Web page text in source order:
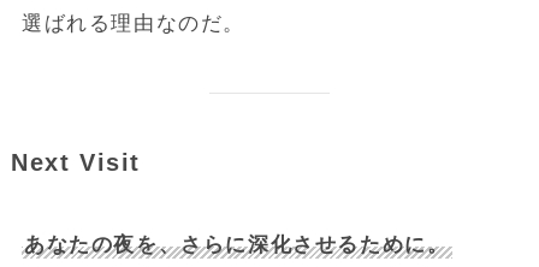
選ばれる理由なのだ。
Next Visit
あなたの夜を、さらに深化させるために。